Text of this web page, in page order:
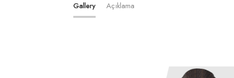
Gallery Açıklama